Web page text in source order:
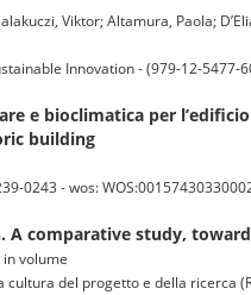
Viktor; Altamura, Paola;
Innovation - (979-12-5477-
e bioclimatica per
building
0243 - wos:
A comparative study,
volume
cultura del progetto e della ricerca